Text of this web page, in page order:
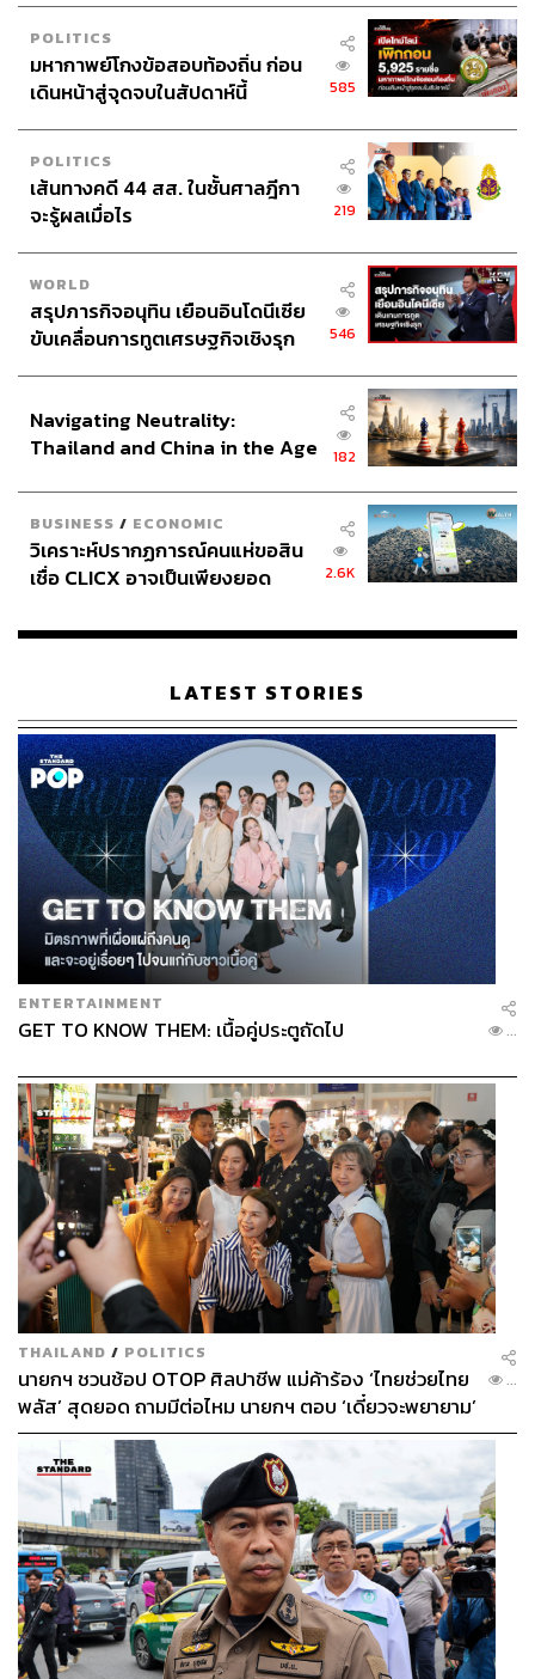
ตลาดงานศิลปะทั้งภาพวาด ภาพถ่าย และงานประติมากรรม
มีมูลค่ารวม 65,000 ล้านดอลลาร์ โดยปัจจุบันงานศิลปะร่วม
สมัยผลงานของศิลปินที่ยังมีชีวิตอยู่ เช่น Jeff Koons, Jasper
Johns, Cindy Sherman และ Damien Hirst กำลังได้รับความ
นิยมเป็นพิเศษ สำหรับนักลงทุนมือใหม่ควรเลือกซื้อชิ้นงาน
ของศิลปินหน้าใหม่ที่กำลังสะสมชื่อเสียง ก็จะได้ราคาที่ดีกว่า
สำหรับเก็งกำไร
Sneakers
ตลาดรองเท้าผ้าใบสะสมมีมูลค่า 69,000 ล้านดอลลาร์ในปี
2021 และคาดว่าจะสูงถึง 113,000 ล้านดอลลาร์ในปี 2025
ซึ่งส่วนใหญ่มาจากรองเท้าแบรนด์ยอดนิยม อย่างเช่น Nike
Air Jordan และ adidas Yeezy โดยมีรุ่นลิมิเต็ดเอดิชันจะได้
รับความนิยมเป็นพิเศษ อย่างเช่น Nike SB What the Dunk
จากราคาเริ่มต้นที่ 120 ดอลลาร์ ตอนนี้ราคาอยู่ที่ราวๆ
10,000 ดอลลาร์เข้าไปแล้ว หรือ Nike Air Jordan 1 มือสอง ปี
1985 อาจขายได้มากกว่า 1,500 ดอลลาร์ และถ้าอยู่ในสภาพ
สมบูรณ์พร้อมกล่อง ราคาก็อาจจะมากกว่า 4,000 ดอลลาร์
ทั้งที่ราคาเริ่มต้นอยู่ที่ 65 ดอลลาร์เท่านั้น
Fine Wine
POLITICS
มหากาพย์โกงข้อสอบท้องถิ่น ก่อน
เดินหน้าสู่จุดจบในสัปดาห์นี้
585
POLITICS
เส้นทางคดี 44 สส. ในชั้นศาลฎีกา
จะรู้ผลเมื่อไร
219
WORLD
สรุปภารกิจอนุทิน เยือนอินโดนีเซีย
ขับเคลื่อนการทูตเศรษฐกิจเชิงรุก
546
Navigating Neutrality:
Thailand and China in the Age
182
BUSINESS / ECONOMIC
วิเคราะห์ปรากฏการณ์คนแห่ขอสิน
เชื่อ CLICX อาจเป็นเพียงยอด
เรือนไทยที่ถูกซุกไว้
2.6K
LATEST STORIES
ENTERTAINMENT
GET TO KNOW THEM: เนื้อคู่ประตูถัดไป ...
THAILAND / POLITICS
นายกฯ ชวนช้อป OTOP ศิลปาชีพ แม่ค้าร้อง ‘ไทยช่วยไทย
พลัส’ สุดยอด ถามมีต่อไหม นายกฯ ตอบ ‘เดี๋ยวจะพยายาม’
...